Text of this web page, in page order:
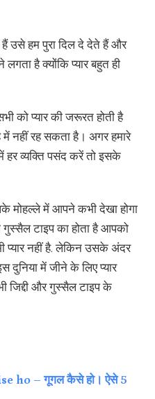
उसे हम पुरा दिल दे देते हैं और
लगता है क्योंकि प्यार बहुत ही
को प्यार की जरूरत होती है
नहीं रह सकता है। अगर हमारे
हर व्यक्ति पसंद करें तो इसके
मोहल्ले में आपने कभी देखा होगा
गुस्सैल टाइप का होता है आपको
प्यार नहीं है. लेकिन उसके अंदर
दुनिया में जीने के लिए प्यार
जिद्दी और गुस्सैल टाइप के
ho – गूगल कैसे हो। ऐसे 5